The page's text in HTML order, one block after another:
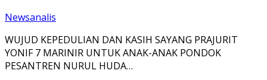
Newsanalis
WUJUD KEPEDULIAN DAN KASIH SAYANG PRAJURIT
YONIF 7 MARINIR UNTUK ANAK-ANAK PONDOK
PESANTREN NURUL HUDA…